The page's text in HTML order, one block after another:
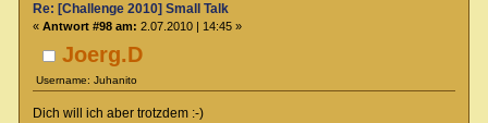
Joerg.D
Username: Juhanito
Re: [Challenge 2010] Small Talk
« Antwort #98 am: 2.07.2010 | 14:45 »
Dich will ich aber trotzdem :-)